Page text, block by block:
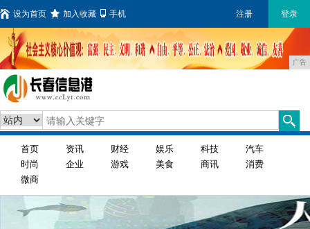
设为首页 加入收藏 手机 注册 登录
广告
首页 资讯 财经 娱乐 科技
汽车
时尚
企业 游戏 美食 商讯
消费
微商